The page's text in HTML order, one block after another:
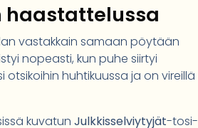
haastattelussa
vastakkain samaan pöytään
nopeasti, kun puhe siirtyi
huhtikuussa ja on vireillä
kuvatun Julkkisselviytyjät-tosi-